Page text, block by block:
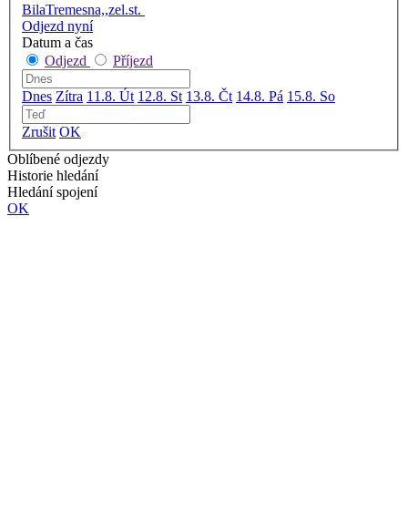
BilaTremesna,,zel.st.
Odjezd nyní
Datum a čas
Odjezd
Příjezd
Dnes Zítra 11.8. Út 12.8. St 13.8. Čt 14.8. Pá 15.8. So
Zrušit OK
Oblíbené odjezdy
Historie hledání
Hledání spojení
OK